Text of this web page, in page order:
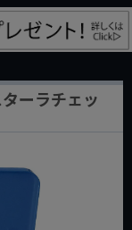
ーラチェッ